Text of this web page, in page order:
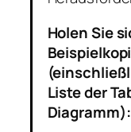
Holen Sie
Liste der
Diagramm):